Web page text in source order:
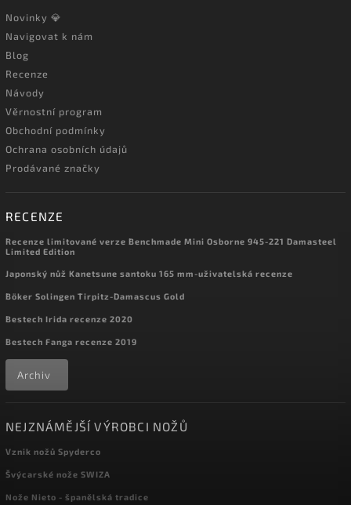
Novinky 💎
Navigovat k nám
Blog
Recenze
Návody
Věrnostní program
Obchodní podmínky
Ochrana osobních údajů
Prodávané značky
RECENZE
Recenze limitované verze Benchmade Mini Osborne 945-221 Damasteel
Limited Edition
Japonský nůž Kanetsune santoku 165 mm-uživatelská recenze
Böker Solingen Tirpitz-Damascus Gold
Bestech Irida recenze 2020
Bestech Fanga recenze 2019
Archiv
NEJZNÁMĚJŠÍ VÝROBCI NOŽŮ
Vznik nožů Spyderco
Švýcarské nože SWIZA
Nože Nieto - španělská tradice